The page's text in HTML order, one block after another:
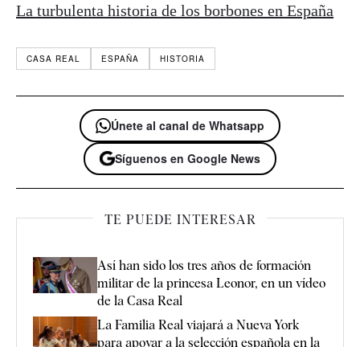
La turbulenta historia de los borbones en España
CASA REAL ESPAÑA HISTORIA
Únete al canal de Whatsapp
Síguenos en Google News
TE PUEDE INTERESAR
Así han sido los tres años de formación
militar de la princesa Leonor, en un vídeo
de la Casa Real
La Familia Real viajará a Nueva York
para apoyar a la selección española en la